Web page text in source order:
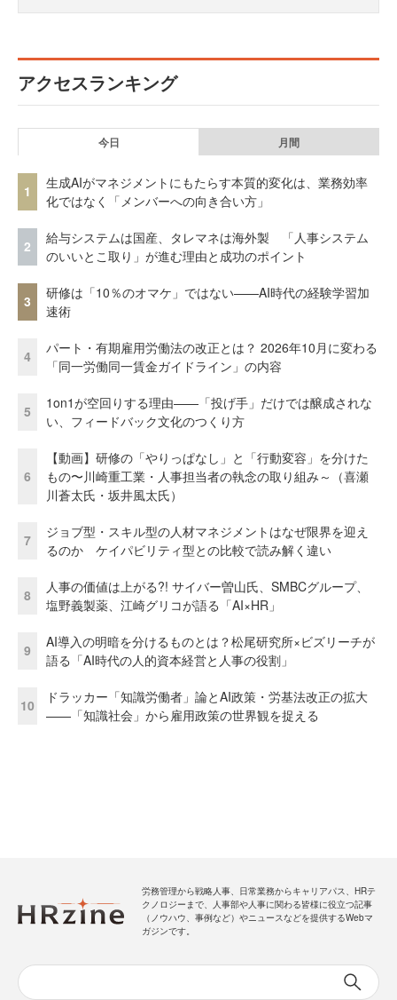
アクセスランキング
今日 月間
1
生成AIがマネジメントにもたらす本質的変化は、業務効率
化ではなく「メンバーへの向き合い方」
2
給与システムは国産、タレマネは海外製 「人事システム
のいいとこ取り」が進む理由と成功のポイント
3
研修は「10％のオマケ」ではない——AI時代の経験学習加
速術
4
パート・有期雇用労働法の改正とは？ 2026年10月に変わる
「同一労働同一賃金ガイドライン」の内容
5
1on1が空回りする理由——「投げ手」だけでは醸成されな
い、フィードバック文化のつくり方
6
【動画】研修の「やりっぱなし」と「行動変容」を分けた
もの〜川崎重工業・人事担当者の執念の取り組み～（喜瀬
川蒼太氏・坂井風太氏）
7
ジョブ型・スキル型の人材マネジメントはなぜ限界を迎え
るのか ケイパビリティ型との比較で読み解く違い
8
人事の価値は上がる?! サイバー曽山氏、SMBCグループ、
塩野義製薬、江崎グリコが語る「AI×HR」
9
AI導入の明暗を分けるものとは？松尾研究所×ビズリーチが
語る「AI時代の人的資本経営と人事の役割」
10
ドラッカー「知識労働者」論とAI政策・労基法改正の拡大
——「知識社会」から雇用政策の世界観を捉える
労務管理から戦略人事、日常業務からキャリアパス、HRテ
クノロジーまで、人事部や人事に関わる皆様に役立つ記事
（ノウハウ、事例など）やニュースなどを提供するWebマ
ガジンです。